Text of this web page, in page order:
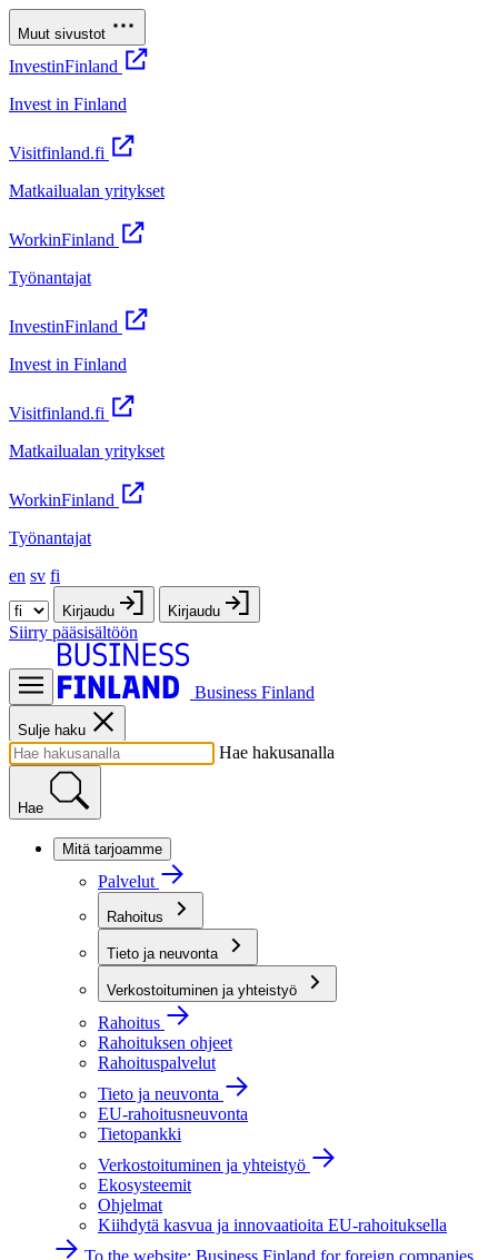
Muut sivustot
InvestinFinland
Invest in Finland
Visitfinland.fi
Matkailualan yritykset
WorkinFinland
Työnantajat
InvestinFinland
Invest in Finland
Visitfinland.fi
Matkailualan yritykset
WorkinFinland
Työnantajat
en sv fi
Kirjaudu Kirjaudu
Siirry pääsisältöön
Business Finland
Sulje haku
Hae hakusanalla
Hae
Mitä tarjoamme
Palvelut
Rahoitus
Tieto ja neuvonta
Verkostoituminen ja yhteistyö
Rahoitus
Rahoituksen ohjeet
Rahoituspalvelut
Tieto ja neuvonta
EU-rahoitusneuvonta
Tietopankki
Verkostoituminen ja yhteistyö
Ekosysteemit
Ohjelmat
Kiihdytä kasvua ja innovaatioita EU-rahoituksella
To the website: Business Finland for foreign companies